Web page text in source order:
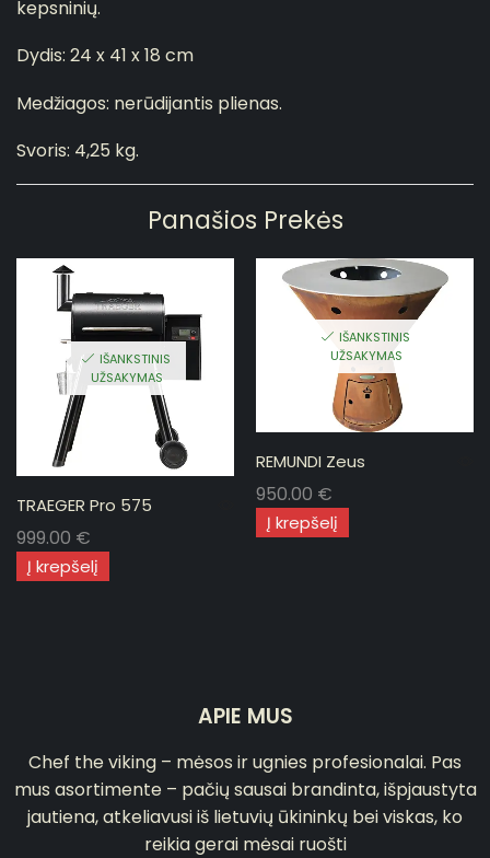
kepsninių.
Dydis: 24 x 41 x 18 cm
Medžiagos: nerūdijantis plienas.
Svoris: 4,25 kg.
Panašios Prekės
IŠANKSTINIS
UŽSAKYMAS
TRAEGER Pro 575
999.00 €
Į krepšelį
IŠANKSTINIS
UŽSAKYMAS
REMUNDI Zeus
950.00 €
Į krepšelį
APIE MUS
Chef the viking – mėsos ir ugnies profesionalai. Pas
mus asortimente – pačių sausai brandinta, išpjaustyta
jautiena, atkeliavusi iš lietuvių ūkininkų bei viskas, ko
reikia gerai mėsai ruošti